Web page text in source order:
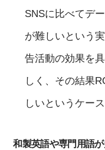
SNSに比べてデ
が難しいという
告活動の効果を
しく、その結果
しいというケー
和製英語や専門用語